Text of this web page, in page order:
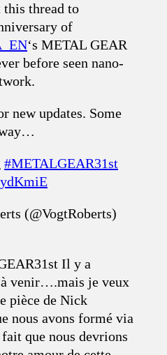
this thread to
of
‘s METAL GEAR
before seen nano-
new updates. Some
#METALGEAR31st
(@VogtRoberts)
Il y a
à venir….mais je veux
pièce de Nick
nous avons formé via
que nous devrions